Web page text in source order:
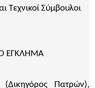
Τεχνικοί Σύμβουλοι
ΕΓΚΛΗΜΑ
(Δικηγόρος Πατρών),